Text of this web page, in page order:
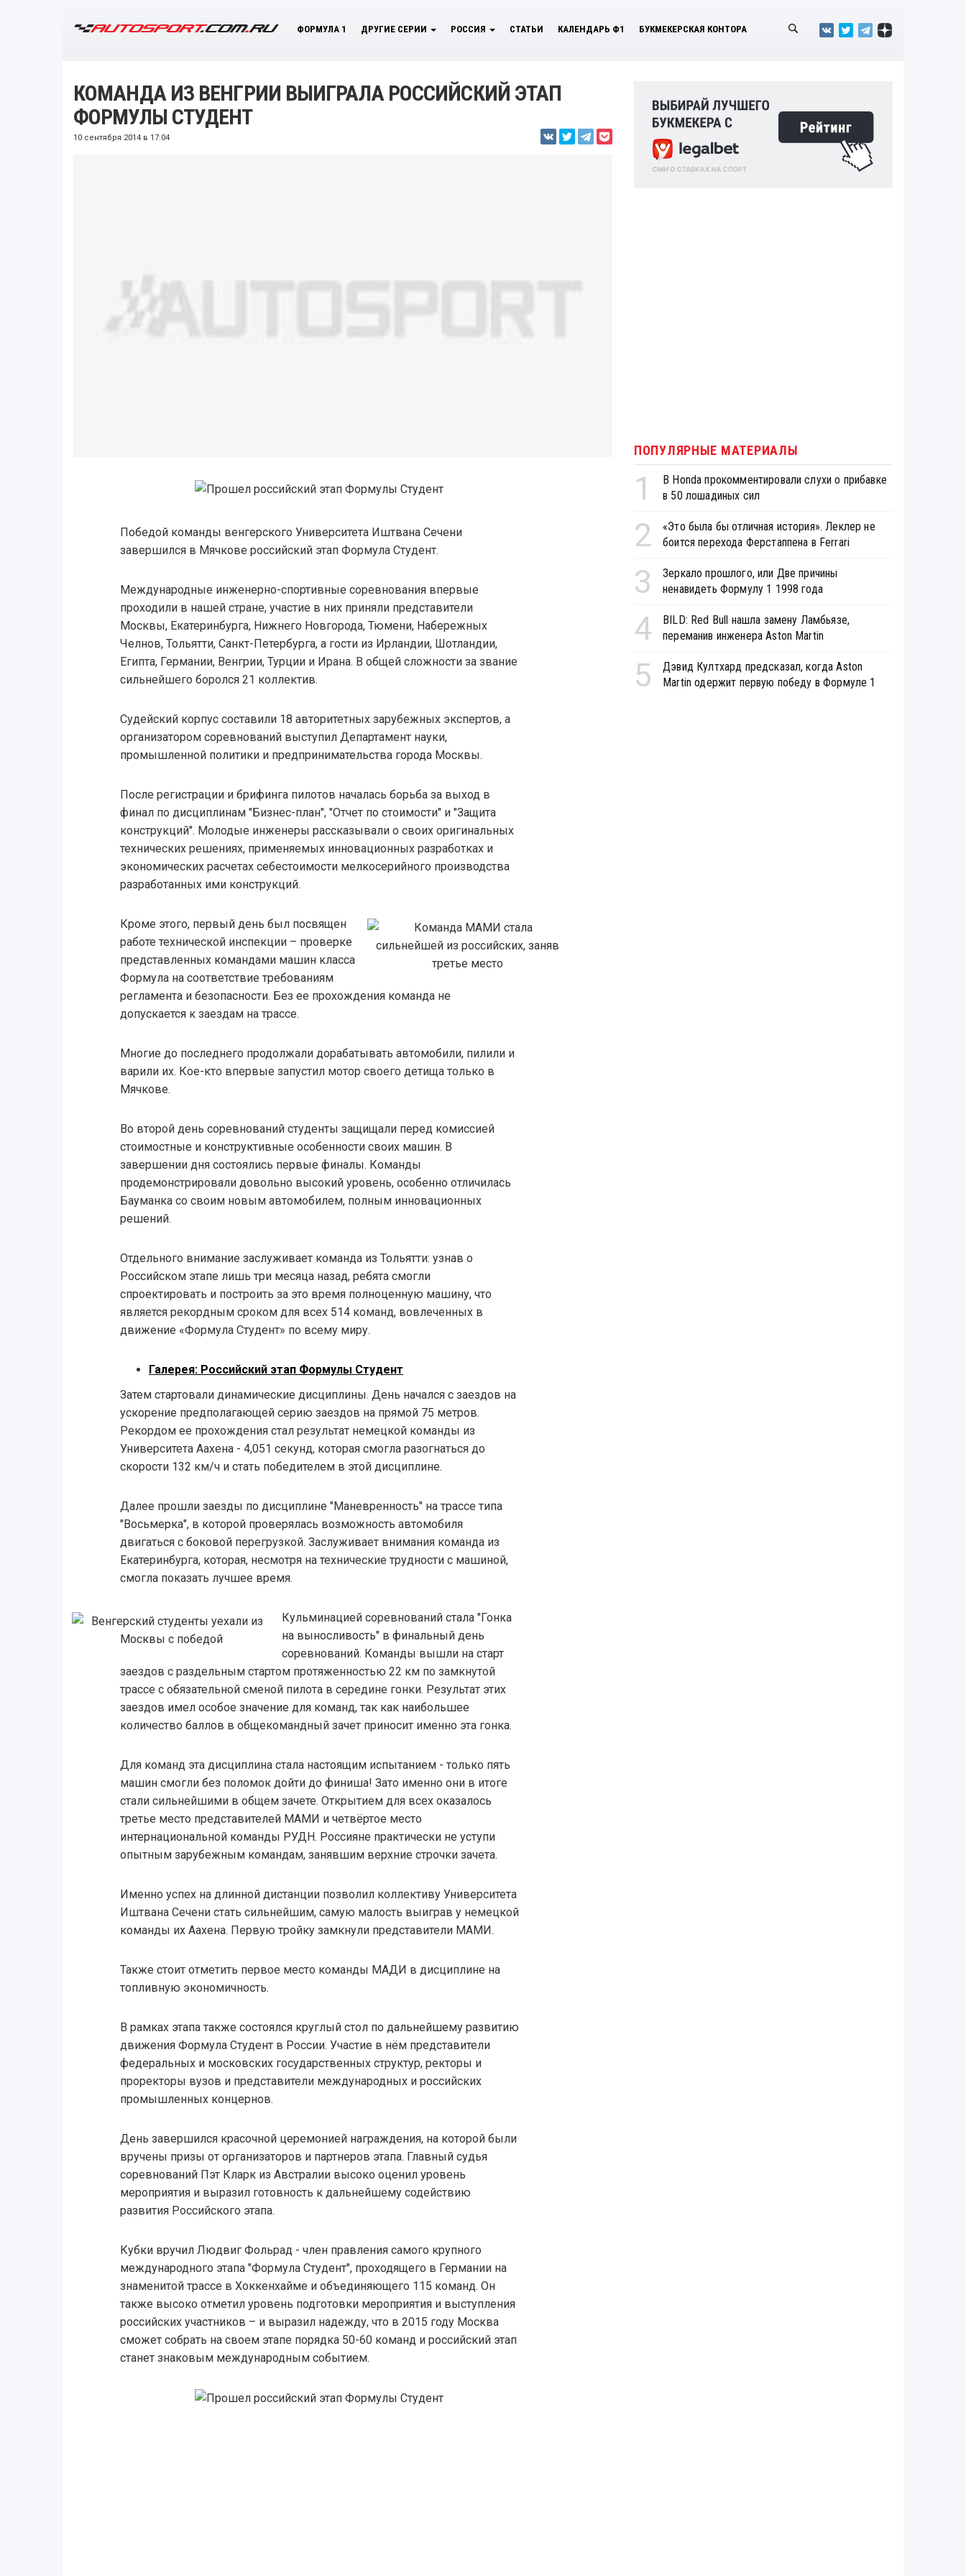
ФОРМУЛА 1 ДРУГИЕ СЕРИИ РОССИЯ СТАТЬИ КАЛЕНДАРЬ Ф1 БУКМЕКЕРСКАЯ КОНТОРА
КОМАНДА ИЗ ВЕНГРИИ ВЫИГРАЛА РОССИЙСКИЙ ЭТАП
ФОРМУЛЫ СТУДЕНТ
10 сентября 2014 в 17:04
Победой команды венгерского Университета Иштвана Сечени
завершился в Мячкове российский этап Формула Студент.
Международные инженерно-спортивные соревнования впервые
проходили в нашей стране, участие в них приняли представители
Москвы, Екатеринбурга, Нижнего Новгорода, Тюмени, Набережных
Челнов, Тольятти, Санкт-Петербурга, а гости из Ирландии, Шотландии,
Египта, Германии, Венгрии, Турции и Ирана. В общей сложности за звание
сильнейшего боролся 21 коллектив.
Судейский корпус составили 18 авторитетных зарубежных экспертов, а
организатором соревнований выступил Департамент науки,
промышленной политики и предпринимательства города Москвы.
После регистрации и брифинга пилотов началась борьба за выход в
финал по дисциплинам "Бизнес-план", "Отчет по стоимости" и "Защита
конструкций". Молодые инженеры рассказывали о своих оригинальных
технических решениях, применяемых инновационных разработках и
экономических расчетах себестоимости мелкосерийного производства
разработанных ими конструкций.
Кроме этого, первый день был посвящен
работе технической инспекции – проверке
представленных командами машин класса
Формула на соответствие требованиям
регламента и безопасности. Без ее прохождения команда не
допускается к заездам на трассе.
Многие до последнего продолжали дорабатывать автомобили, пилили и
варили их. Кое-кто впервые запустил мотор своего детища только в
Мячкове.
Во второй день соревнований студенты защищали перед комиссией
стоимостные и конструктивные особенности своих машин. В
завершении дня состоялись первые финалы. Команды
продемонстрировали довольно высокий уровень, особенно отличилась
Бауманка со своим новым автомобилем, полным инновационных
решений.
Отдельного внимание заслуживает команда из Тольятти: узнав о
Российском этапе лишь три месяца назад, ребята смогли
спроектировать и построить за это время полноценную машину, что
является рекордным сроком для всех 514 команд, вовлеченных в
движение «Формула Студент» по всему миру.
Галерея: Российский этап Формулы Студент
Затем стартовали динамические дисциплины. День начался с заездов на
ускорение предполагающей серию заездов на прямой 75 метров.
Рекордом ее прохождения стал результат немецкой команды из
Университета Аахена - 4,051 секунд, которая смогла разогнаться до
скорости 132 км/ч и стать победителем в этой дисциплине.
Далее прошли заезды по дисциплине "Маневренность" на трассе типа
"Восьмерка", в которой проверялась возможность автомобиля
двигаться с боковой перегрузкой. Заслуживает внимания команда из
Екатеринбурга, которая, несмотря на технические трудности с машиной,
смогла показать лучшее время.
Кульминацией соревнований стала "Гонка
на выносливость" в финальный день
соревнований. Команды вышли на старт
заездов с раздельным стартом протяженностью 22 км по замкнутой
трассе с обязательной сменой пилота в середине гонки. Результат этих
заездов имел особое значение для команд, так как наибольшее
количество баллов в общекомандный зачет приносит именно эта гонка.
Для команд эта дисциплина стала настоящим испытанием - только пять
машин смогли без поломок дойти до финиша! Зато именно они в итоге
стали сильнейшими в общем зачете. Открытием для всех оказалось
третье место представителей МАМИ и четвёртое место
интернациональной команды РУДН. Россияне практически не уступи
опытным зарубежным командам, занявшим верхние строчки зачета.
Именно успех на длинной дистанции позволил коллективу Университета
Иштвана Сечени стать сильнейшим, самую малость выиграв у немецкой
команды их Аахена. Первую тройку замкнули представители МАМИ.
Также стоит отметить первое место команды МАДИ в дисциплине на
топливную экономичность.
В рамках этапа также состоялся круглый стол по дальнейшему развитию
движения Формула Студент в России. Участие в нём представители
федеральных и московских государственных структур, ректоры и
проректоры вузов и представители международных и российских
промышленных концернов.
День завершился красочной церемонией награждения, на которой были
вручены призы от организаторов и партнеров этапа. Главный судья
соревнований Пэт Кларк из Австралии высоко оценил уровень
мероприятия и выразил готовность к дальнейшему содействию
развития Российского этапа.
Кубки вручил Людвиг Фольрад - член правления самого крупного
международного этапа "Формула Студент", проходящего в Германии на
знаменитой трассе в Хоккенхайме и объединяющего 115 команд. Он
также высоко отметил уровень подготовки мероприятия и выступления
российских участников – и выразил надежду, что в 2015 году Москва
сможет собрать на своем этапе порядка 50-60 команд и российский этап
станет знаковым международным событием.
ПОПУЛЯРНЫЕ МАТЕРИАЛЫ
1
В Honda прокомментировали слухи о прибавке
в 50 лошадиных сил
2
«Это была бы отличная история». Леклер не
боится перехода Ферстаппена в Ferrari
3
Зеркало прошлого, или Две причины
ненавидеть Формулу 1 1998 года
4
BILD: Red Bull нашла замену Ламбьязе,
переманив инженера Aston Martin
5
Дэвид Култхард предсказал, когда Aston
Martin одержит первую победу в Формуле 1